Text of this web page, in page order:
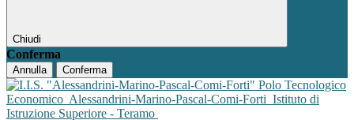
Chiudi
Conferma
Annulla Conferma
Polo Tecnologico
Economico Alessandrini-Marino-Pascal-Comi-Forti Istituto di
Istruzione Superiore - Teramo